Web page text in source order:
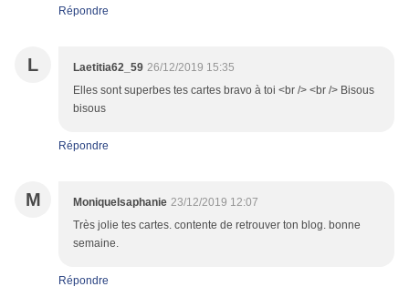
Répondre
L Laetitia62_59 26/12/2019 15:35
Elles sont superbes tes cartes bravo à toi <br /> <br /> Bisous
bisous
Répondre
M MoniqueIsaphanie 23/12/2019 12:07
Très jolie tes cartes. contente de retrouver ton blog. bonne
semaine.
Répondre